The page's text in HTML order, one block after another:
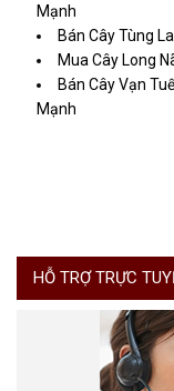
Mạnh
Bán Cây Tùng
Mua Cây Long
Bán Cây Vạn
Mạnh
HỖ TRỢ TRỰC